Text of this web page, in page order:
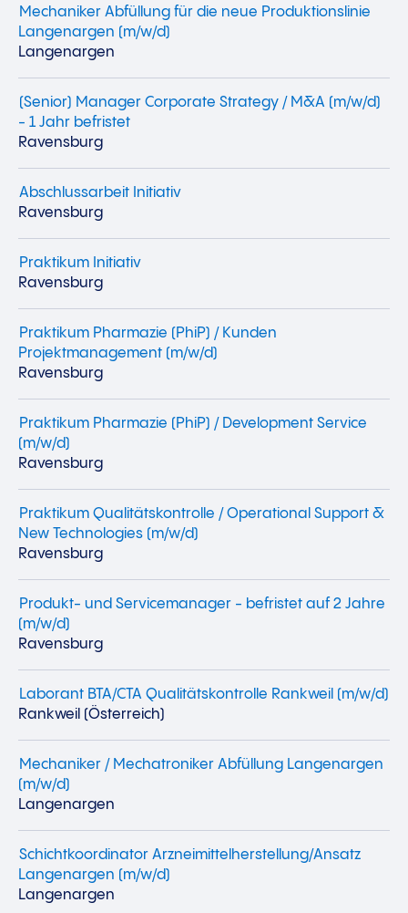
Mechaniker Abfüllung für die neue Produktionslinie
Langenargen (m/w/d)
Langenargen
(Senior) Manager Corporate Strategy / M&A (m/w/d)
- 1 Jahr befristet
Ravensburg
Abschlussarbeit Initiativ
Ravensburg
Praktikum Initiativ
Ravensburg
Praktikum Pharmazie (PhiP) / Kunden
Projektmanagement (m/w/d)
Ravensburg
Praktikum Pharmazie (PhiP) / Development Service
(m/w/d)
Ravensburg
Praktikum Qualitätskontrolle / Operational Support &
New Technologies (m/w/d)
Ravensburg
Produkt- und Servicemanager - befristet auf 2 Jahre
(m/w/d)
Ravensburg
Laborant BTA/CTA Qualitätskontrolle Rankweil (m/w/d)
Rankweil (Österreich)
Mechaniker / Mechatroniker Abfüllung Langenargen
(m/w/d)
Langenargen
Schichtkoordinator Arzneimittelherstellung/Ansatz
Langenargen (m/w/d)
Langenargen